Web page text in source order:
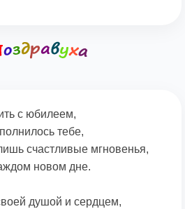
с юбилеем,
тебе,
счастливые мгновенья,
новом дне.
душой и сердцем,